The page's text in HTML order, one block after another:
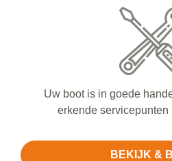
Uw boot is in goede
erkende servicepunten
BEKIJK &